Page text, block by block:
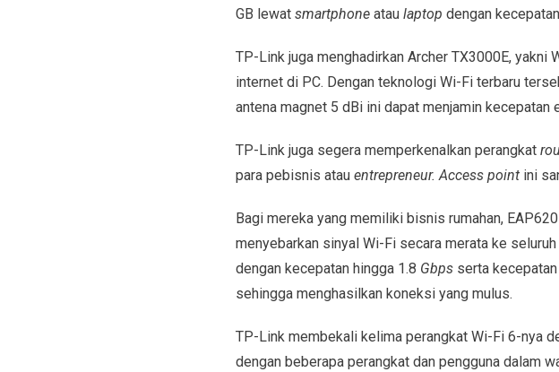
GB lewat smartphone atau laptop dengan
TP-Link juga menghadirkan Archer TX3000E, yakni
internet di PC. Dengan teknologi Wi-Fi terbaru
antena magnet 5 dBi ini dapat menjamin kecepatan
TP-Link juga segera memperkenalkan perangkat
para pebisnis atau entrepreneur. Access pointini
Bagi mereka yang memiliki bisnis rumahan,
menyebarkan sinyal Wi-Fi secara merata ke
dengan kecepatan hingga 1.8 Gbpsserta kecepatan
sehingga menghasilkan koneksi yang mulus.
TP-Link membekali kelima perangkat Wi-Fi 6-nya
dengan beberapa perangkat dan pengguna dalam